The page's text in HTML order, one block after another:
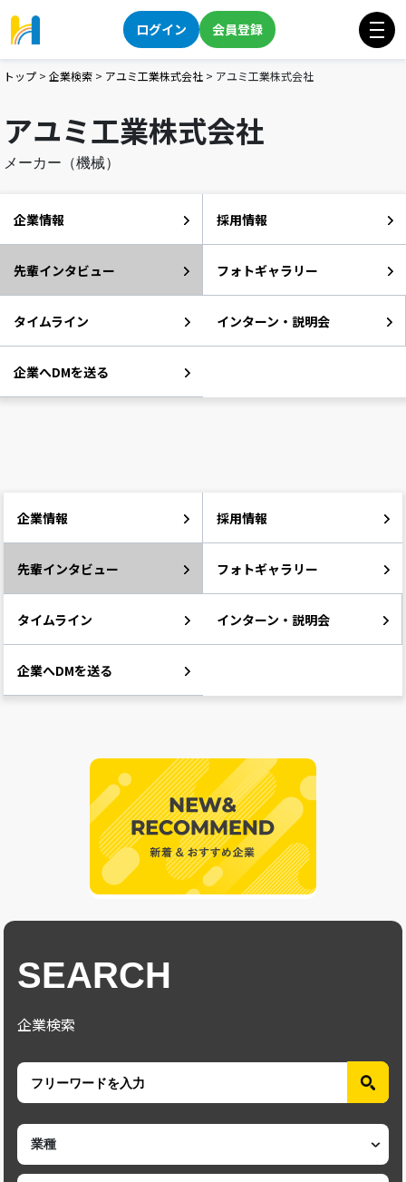
ログイン 会員登録
トップ > 企業検索 > アユミ工業株式会社 > アユミ工業株式会社
アユミ工業株式会社
メーカー（機械）
企業情報 採用情報
先輩インタビュー フォトギャラリー
タイムライン インターン・説明会
企業へDMを送る
企業情報 採用情報
先輩インタビュー フォトギャラリー
タイムライン インターン・説明会
企業へDMを送る
SEARCH
企業検索